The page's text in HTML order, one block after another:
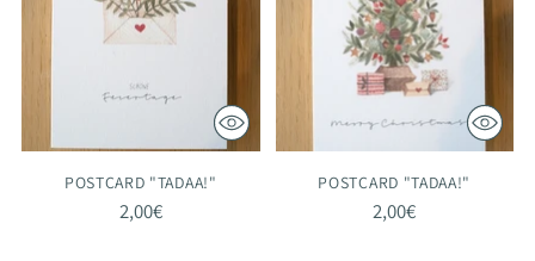
POSTCARD "TADAA!"
2,00€
POSTCARD "TADAA!"
2,00€